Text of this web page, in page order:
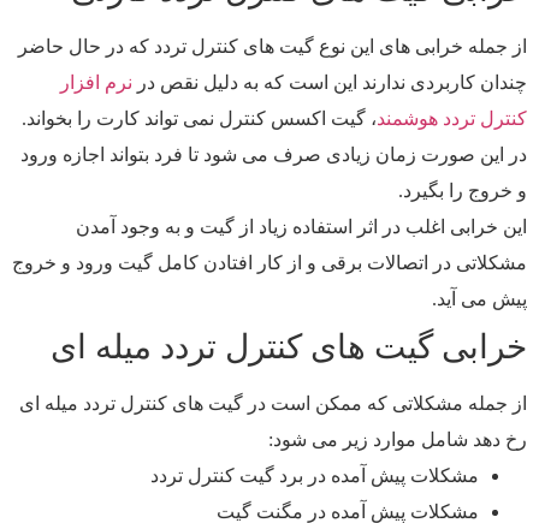
از جمله خرابی های این نوع گیت های کنترل تردد که در حال حاضر
چندان کاربردی ندارند این است که به دلیل نقص در نرم افزار
کنترل تردد هوشمند، گیت اکسس کنترل نمی تواند کارت را بخواند.
در این صورت زمان زیادی صرف می شود تا فرد بتواند اجازه ورود
و خروج را بگیرد.
این خرابی اغلب در اثر استفاده زیاد از گیت و به وجود آمدن
مشکلاتی در اتصالات برقی و از کار افتادن کامل گیت ورود و خروج
پیش می آید.
خرابی گیت های کنترل تردد میله ای
از جمله مشکلاتی که ممکن است در گیت های کنترل تردد میله ای
رخ دهد شامل موارد زیر می شود:
مشکلات پیش آمده در برد گیت کنترل تردد
مشکلات پیش آمده در مگنت گیت